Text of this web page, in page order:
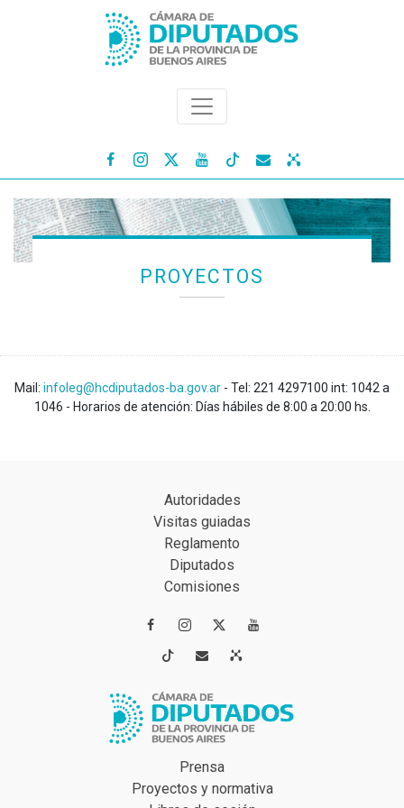
   
PROYECTOS
Mail: infoleg@hcdiputados-ba.gov.ar - Tel: 221 4297100 int: 1042 a
1046 - Horarios de atención: Días hábiles de 8:00 a 20:00 hs.
Autoridades
Visitas guiadas
Reglamento
Diputados
Comisiones
 
 
Prensa
Proyectos y normativa